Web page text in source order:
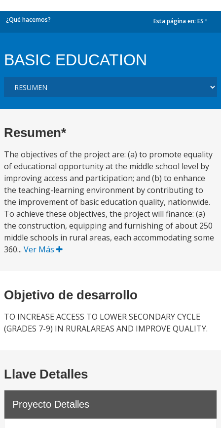
¿Qué hacemos? Esta página en: ES
BASIC EDUCATION
Resumen*
The objectives of the project are: (a) to promote equality
of educational opportunity at the middle school level by
improving access and participation; and (b) to enhance
the teaching-learning environment by contributing to
the improvement of basic education quality, nationwide.
To achieve these objectives, the project will finance: (a)
the construction, equipping and furnishing of about 250
middle schools in rural areas, each accommodating some
360... Ver Más
Objetivo de desarrollo
TO INCREASE ACCESS TO LOWER SECONDARY CYCLE
(GRADES 7-9) IN RURALAREAS AND IMPROVE QUALITY.
Llave Detalles
Proyecto Detalles